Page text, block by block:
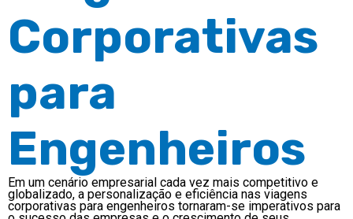
Corporativas
para
Engenheiros
Em um cenário empresarial cada vez mais competitivo e
globalizado, a personalização e eficiência nas viagens
corporativas para engenheiros tornaram-se imperativos para